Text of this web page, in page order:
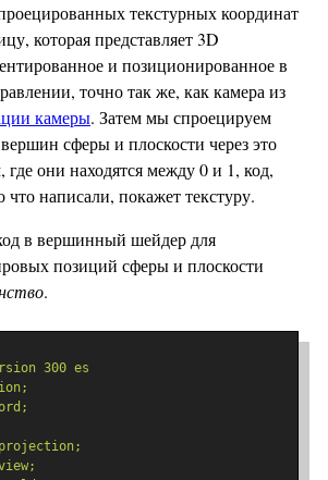
текстурных координат
которая представляет 3D
и позиционированное в
точно так же, как камера из
камеры. Затем мы спроецируем
сферы и плоскости через это
где они находятся между 0 и 1, код,
написали, покажет текстуру.
в вершинный шейдер для
позиций сферы и плоскости
.
300 es